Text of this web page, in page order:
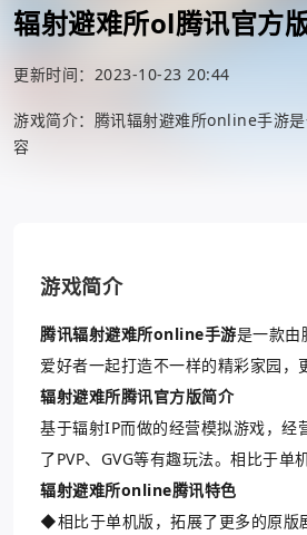
辐射避难所ol腾讯官方
更新时间：2023-10-23 20:44
游戏简介：腾讯辐射避难所online手游
容
游戏简介
腾讯辐射避难所online手游是一款由
爱好者一起打造不一样的精彩家园，
辐射避难所腾讯官方版简介
基于辐射IP而做的经营模拟游戏，经
了PVP、GVG等有趣玩法。相比于单
辐射避难所online腾讯特色
◆相比于单机版，拓展了更多的原版